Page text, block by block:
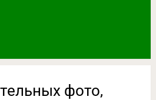
фото,